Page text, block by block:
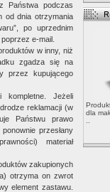
Państwa podczas
od dnia otrzymania
po uprzednim
e-mail.
w inny, niż
zgadza się na
przez kupującego
kompletne. Jeżeli
reklamacji (w
Państwu prawo
przesłany
materiał
zakupionych
otrzyma on zwrot
element zastawu.
dla